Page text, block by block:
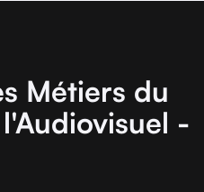
Métiers du
-